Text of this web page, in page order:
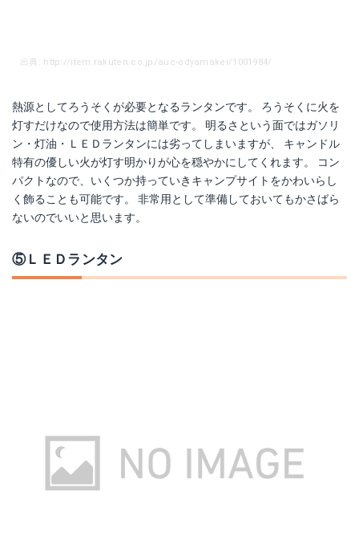
出典: http://item.rakuten.co.jp/auc-odyamakei/1001984/
熱源としてろうそくが必要となるランタンです。 ろうそくに火を
灯すだけなので使用方法は簡単です。 明るさという面ではガソリ
ン・灯油・ＬＥＤランタンには劣ってしまいますが、 キャンドル
特有の優しい火が灯す明かりが心を穏やかにしてくれます。 コン
パクトなので、いくつか持っていきキャンプサイトをかわいらし
く飾ることも可能です。 非常用として準備しておいてもかさばら
ないのでいいと思います。
⑤ＬＥＤランタン